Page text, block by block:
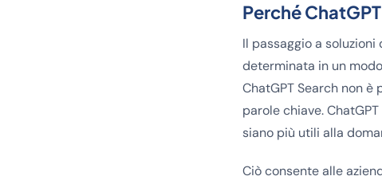
Perché
Il passaggio a
determinata in un
ChatGPT Search non
parole chiave.
siano più utili alla
Ciò consente alle